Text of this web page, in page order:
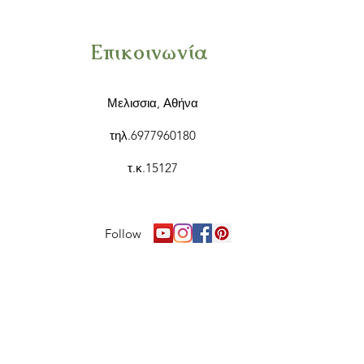
Επικοινωνία
Μελισσια, Αθήνα
τηλ.6977960180
τ.κ.15127
Follow